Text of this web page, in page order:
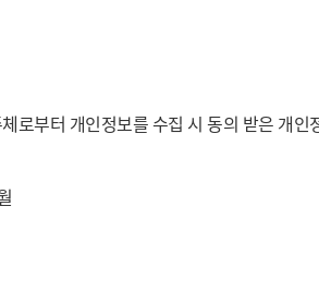
로부터 개인정보를 수집 시 동의 받은 개